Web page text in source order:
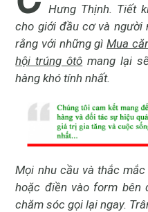
Hưng Thịnh. Tiết
cho giới đầu cơ và người
rằng với những gìMua
hội trúng ôtô mang lại
hàng khó tính nhất.
Mọi nhu cầu và thắc
hoặc điền vào form bên
chăm sóc gọi lại ngay.